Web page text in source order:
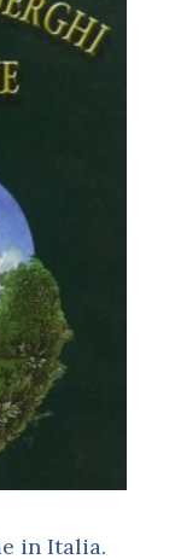
in Italia.